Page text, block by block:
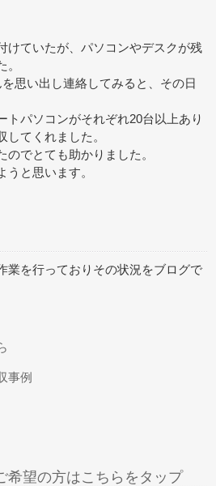
けていたが、パソコンやデスクが残
。
思い出し連絡してみると、その日
トパソコンがそれぞれ20台以上あり
してくれました。
のでとても助かりました。
うと思います。
業を行っておりその状況をブログで
事例
希望の方はこちらをタップ